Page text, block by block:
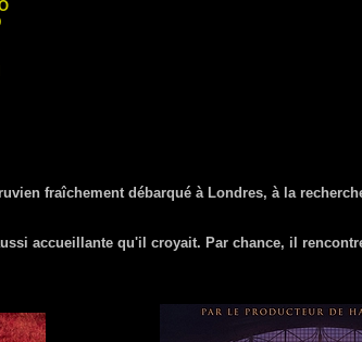
fraîchement débarqué à Londres, à la
accueillante qu'il croyait. Par chance, il